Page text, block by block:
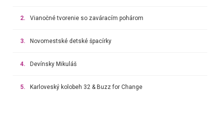
2. Vianočné tvorenie so zaváracím pohárom
3. Novomestské detské špacírky
4. Devínsky Mikuláš
5. Karloveský kolobeh 32 & Buzz for Change